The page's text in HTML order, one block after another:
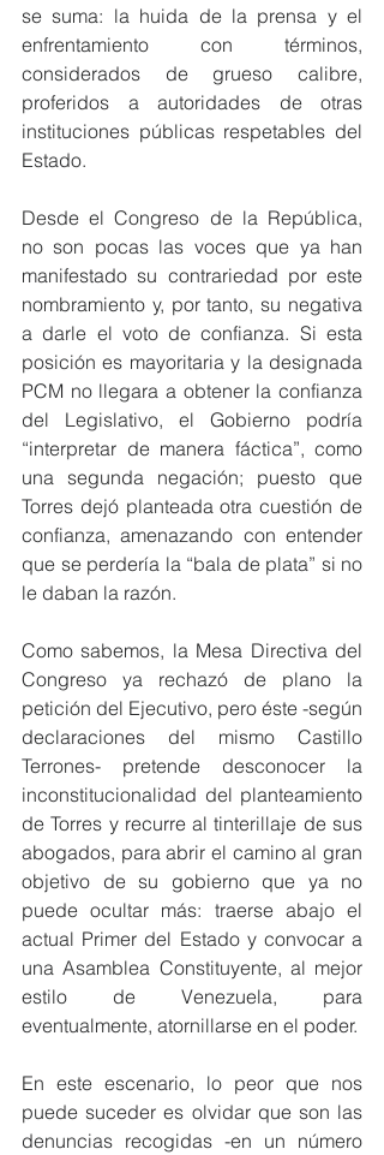
se suma: la huida de la prensa y el
enfrentamiento con términos,
considerados de grueso calibre,
proferidos a autoridades de otras
instituciones públicas respetables del
Estado.
Desde el Congreso de la República,
no son pocas las voces que ya han
manifestado su contrariedad por este
nombramiento y, por tanto, su negativa
a darle el voto de confianza. Si esta
posición es mayoritaria y la designada
PCM no llegara a obtener la confianza
del Legislativo, el Gobierno podría
“interpretar de manera fáctica”, como
una segunda negación; puesto que
Torres dejó planteada otra cuestión de
confianza, amenazando con entender
que se perdería la “bala de plata” si no
le daban la razón.
Como sabemos, la Mesa Directiva del
Congreso ya rechazó de plano la
petición del Ejecutivo, pero éste -según
declaraciones del mismo Castillo
Terrones- pretende desconocer la
inconstitucionalidad del planteamiento
de Torres y recurre al tinterillaje de sus
abogados, para abrir el camino al gran
objetivo de su gobierno que ya no
puede ocultar más: traerse abajo el
actual Primer del Estado y convocar a
una Asamblea Constituyente, al mejor
estilo de Venezuela, para
eventualmente, atornillarse en el poder.
En este escenario, lo peor que nos
puede suceder es olvidar que son las
denuncias recogidas -en un número